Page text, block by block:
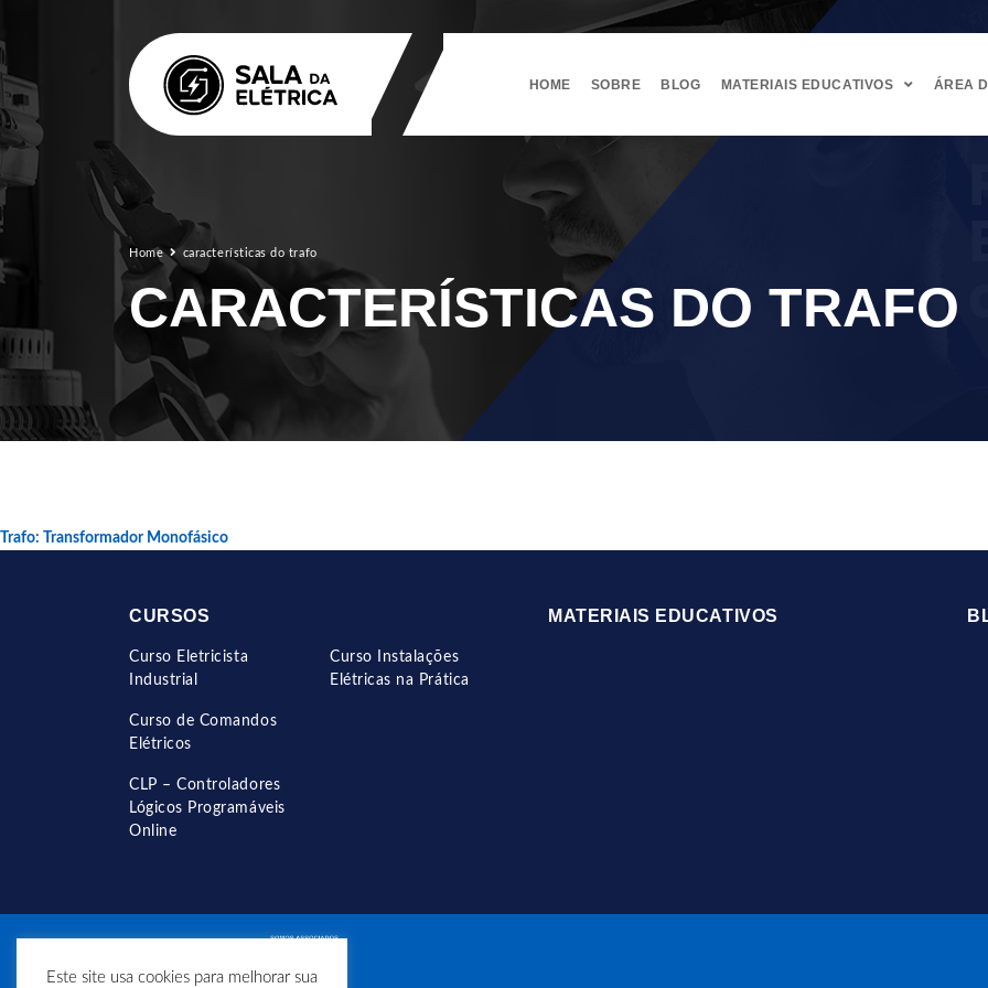
HOME SOBRE BLOG MATERIAIS EDUCATIVOS ÁREA
Home características do trafo
CARACTERÍSTICAS DO TRAFO
Trafo: Transformador Monofásico
CURSOS
Curso Eletricista
Industrial
Curso de Comandos
Elétricos
CLP – Controladores
Lógicos Programáveis
Online
Curso Instalações
Elétricas na Prática
MATERIAIS EDUCATIVOS
Este site usa cookies para melhorar sua